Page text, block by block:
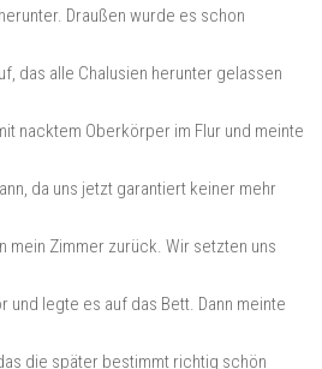
Draußen wurde es schon
das alle Chalusien herunter gelassen
nacktem Oberkörper im Flur und meinte
da uns jetzt garantiert keiner mehr
mein Zimmer zurück. Wir setzten uns
und legte es auf das Bett. Dann meinte
die später bestimmt richtig schön